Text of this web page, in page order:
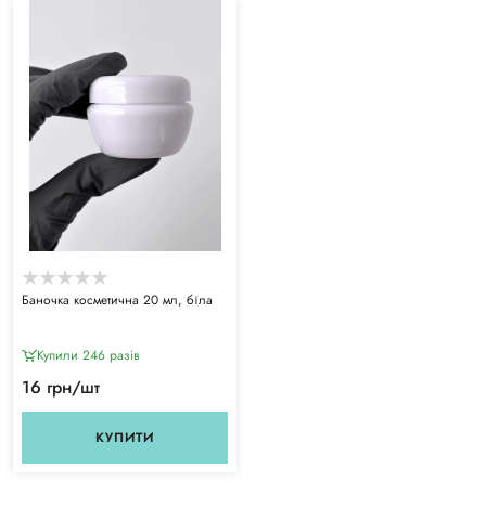
Баночка косметична 20 мл, біла
Купили 246 разiв
16 грн/шт
КУПИТИ